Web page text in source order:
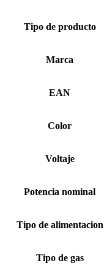
Tipo de producto
Marca
EAN
Color
Voltaje
Potencia nominal
Tipo de alimentacion
Tipo de gas